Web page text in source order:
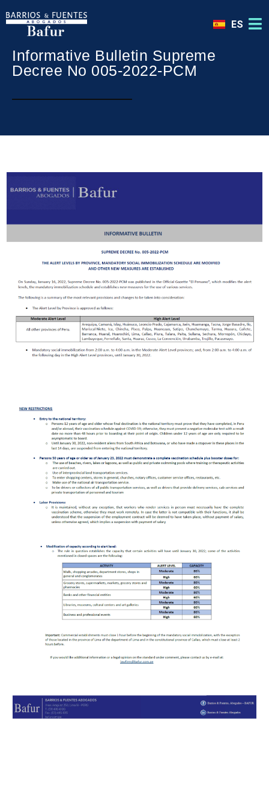
ES
Informative Bulletin Supreme
Decree No 005-2022-PCM